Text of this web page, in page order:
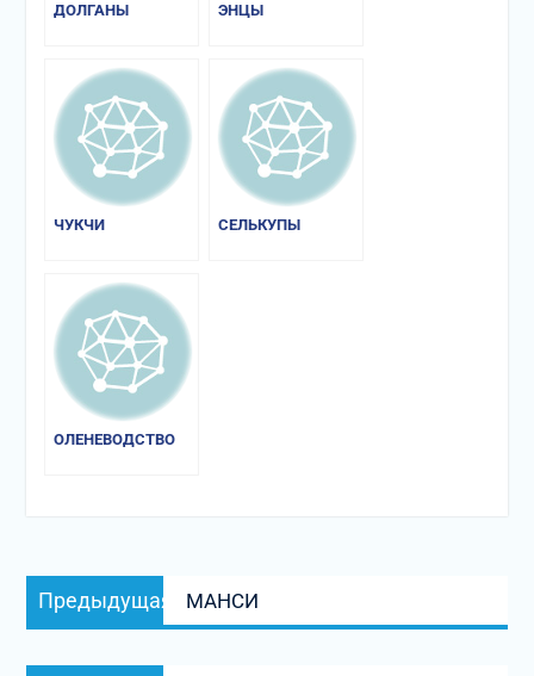
ДОЛГАНЫ ЭНЦЫ
ЧУКЧИ СЕЛЬКУПЫ
ОЛЕНЕВОДСТВО
Навигация
по
Предыдущая
запись:
МАНСИ